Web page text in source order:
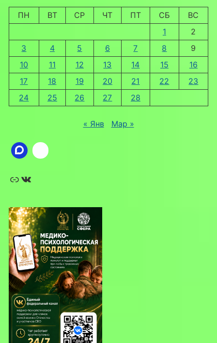
ПН ВТ СР ЧТ ПТ СБ
ВС
1
2
3
4 5 6 7 8
9
10
11 12 13 14 15
16
17
18 19 20 21 22
23
24
25 26 27 28
« Янв Мар »